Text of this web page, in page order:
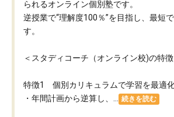
られるオンライン個別塾です。
逆授業で“理解度100％”を目指し、最短
す。
＜スタディコーチ（オンライン校)の特徴
特徴1 個別カリキュラムで学習を最適
・年間計画から逆算し、... 続きを読む